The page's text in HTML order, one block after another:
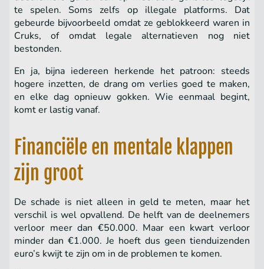
te spelen. Soms zelfs op illegale platforms. Dat
gebeurde bijvoorbeeld omdat ze geblokkeerd waren in
Cruks, of omdat legale alternatieven nog niet
bestonden.
En ja, bijna iedereen herkende het patroon: steeds
hogere inzetten, de drang om verlies goed te maken,
en elke dag opnieuw gokken. Wie eenmaal begint,
komt er lastig vanaf.
Financiële en mentale klappen
zijn groot
De schade is niet alleen in geld te meten, maar het
verschil is wel opvallend. De helft van de deelnemers
verloor meer dan €50.000. Maar een kwart verloor
minder dan €1.000. Je hoeft dus geen tienduizenden
euro’s kwijt te zijn om in de problemen te komen.